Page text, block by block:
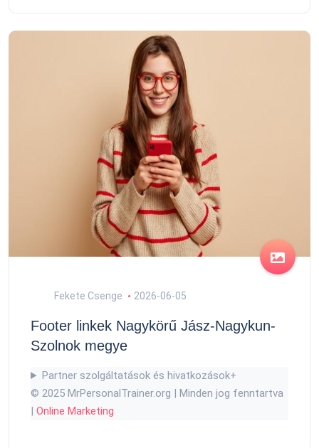
Fekete Csenge 2026-06-05
Footer linkek Nagykörű Jász-Nagykun-
Szolnok megye
Partner szolgáltatások és hivatkozások+
© 2025 MrPersonalTrainer.org | Minden jog fenntartva
| Online Marketing